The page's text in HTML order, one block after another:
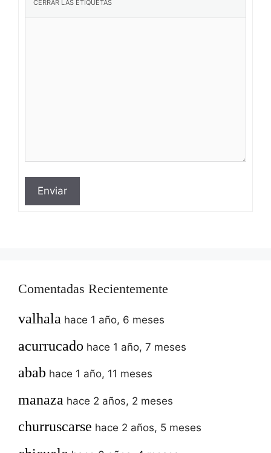
Enviar
Comentadas Recientemente
valhala hace 1 año, 6 meses
acurrucado hace 1 año, 7 meses
abab hace 1 año, 11 meses
manaza hace 2 años, 2 meses
churruscarse hace 2 años, 5 meses